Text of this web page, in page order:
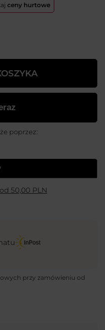
ceny hurtowe
poprzez:
od 50,00 PLN
przy zamówieniu od